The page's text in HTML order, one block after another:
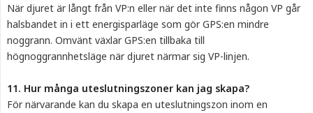
När djuret är långt från VP:n eller när det inte finns någon VP går
halsbandet in i ett energisparläge som gör GPS:en mindre
noggrann. Omvänt växlar GPS:en tillbaka till
högnoggrannhetsläge när djuret närmar sig VP-linjen.
11. Hur många uteslutningszoner kan jag skapa?
För närvarande kan du skapa en uteslutningszon inom en